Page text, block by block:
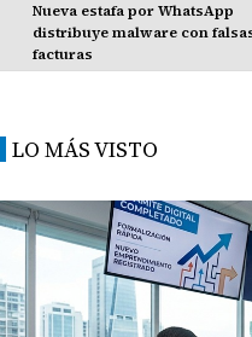
Nueva estafa por WhatsApp
distribuye malware con
facturas
LO MÁS VISTO